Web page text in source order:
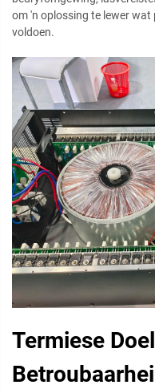
om 'n oplossing te lewer wat
voldoen.
Termiese